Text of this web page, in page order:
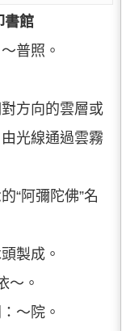
書館
普照。
方向的雲層或
光線通過雲霧
“阿彌陀佛”名
製成。
～。
～院。